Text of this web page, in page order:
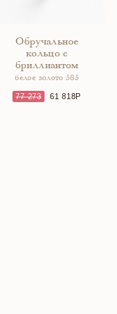
Обручальное
кольцо с
бриллиантом
белое золото 585
77 273 61 818